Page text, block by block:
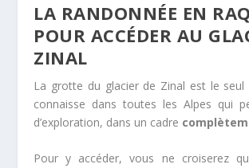
LA RANDONNÉE EN
POUR ACCÉDER AU
ZINAL
La grotte du glacier de Zinal est le
connaisse dans toutes les Alpes qui
d’exploration, dans un cadre
Pour y accéder, vous ne croiserez